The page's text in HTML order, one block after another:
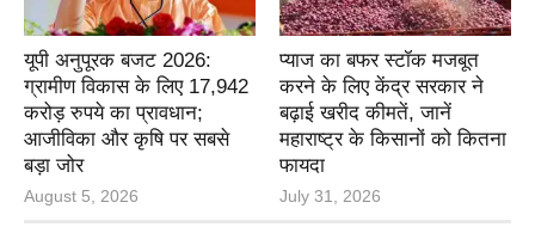
यूपी अनुपूरक बजट 2026:
ग्रामीण विकास के लिए 17,942
करोड़ रुपये का प्रावधान;
आजीविका और कृषि पर सबसे
बड़ा जोर
August 5, 2026
प्याज का बफर स्टॉक मजबूत
करने के लिए केंद्र सरकार ने
बढ़ाई खरीद कीमतें, जानें
महाराष्ट्र के किसानों को कितना
फायदा
July 31, 2026